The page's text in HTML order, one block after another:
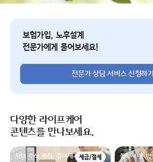
전문가 상담 서비스 신청
보험가입, 노후설계
전문가에게 물어보세요!
전문가 상담 서비스 신청하기
다양한 라이프케어
콘텐츠를 만나보세요.
세금/절세
자녀 주식 계좌, 증여세가 없더라도
몰라서 못